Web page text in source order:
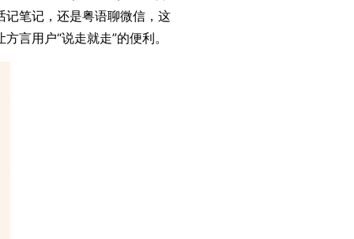
笔记，还是粤语聊微信，这
言用户“说走就走”的便利。